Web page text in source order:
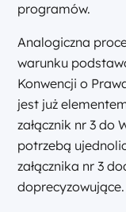
programów.
Analogiczna
warunku
Konwencji o
jest już
załącznik nr 3 do
potrzebą
załącznika nr 3
doprecyzowujące.